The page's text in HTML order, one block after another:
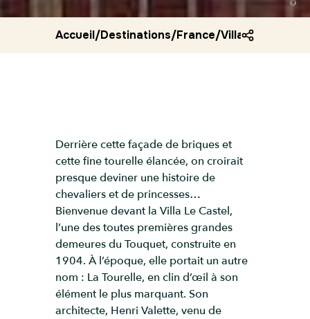
Accueil/Destinations/France/Villa le castel
Derrière cette façade de briques et
cette fine tourelle élancée, on croirait
presque deviner une histoire de
chevaliers et de princesses…
Bienvenue devant la Villa Le Castel,
l’une des toutes premières grandes
demeures du Touquet, construite en
1904. À l’époque, elle portait un autre
nom : La Tourelle, en clin d’œil à son
élément le plus marquant. Son
architecte, Henri Valette, venu de